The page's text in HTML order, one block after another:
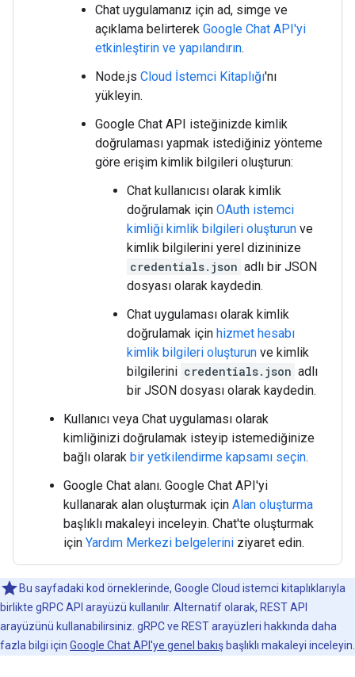
Chat uygulamanız için ad, simge ve
açıklama belirterek Google Chat API'yi
etkinleştirin ve yapılandırın.
Node.js Cloud İstemci Kitaplığı'nı
yükleyin.
Google Chat API isteğinizde kimlik
doğrulaması yapmak istediğiniz yönteme
göre erişim kimlik bilgileri oluşturun:
Chat kullanıcısı olarak kimlik
doğrulamak için OAuth istemci
kimliği kimlik bilgileri oluşturun ve
kimlik bilgilerini yerel dizininize
credentials.json adlı bir JSON
dosyası olarak kaydedin.
Chat uygulaması olarak kimlik
doğrulamak için hizmet hesabı
kimlik bilgileri oluşturun ve kimlik
bilgilerini credentials.json adlı
bir JSON dosyası olarak kaydedin.
Kullanıcı veya Chat uygulaması olarak
kimliğinizi doğrulamak isteyip istemediğinize
bağlı olarak bir yetkilendirme kapsamı seçin.
Google Chat alanı. Google Chat API'yi
kullanarak alan oluşturmak için Alan oluşturma
başlıklı makaleyi inceleyin. Chat'te oluşturmak
için Yardım Merkezi belgelerini ziyaret edin.
Bu sayfadaki kod örneklerinde, Google Cloud istemci kitaplıklarıyla
birlikte gRPC API arayüzü kullanılır. Alternatif olarak, REST API
arayüzünü kullanabilirsiniz. gRPC ve REST arayüzleri hakkında daha
fazla bilgi için Google Chat API'ye genel bakış başlıklı makaleyi inceleyin.